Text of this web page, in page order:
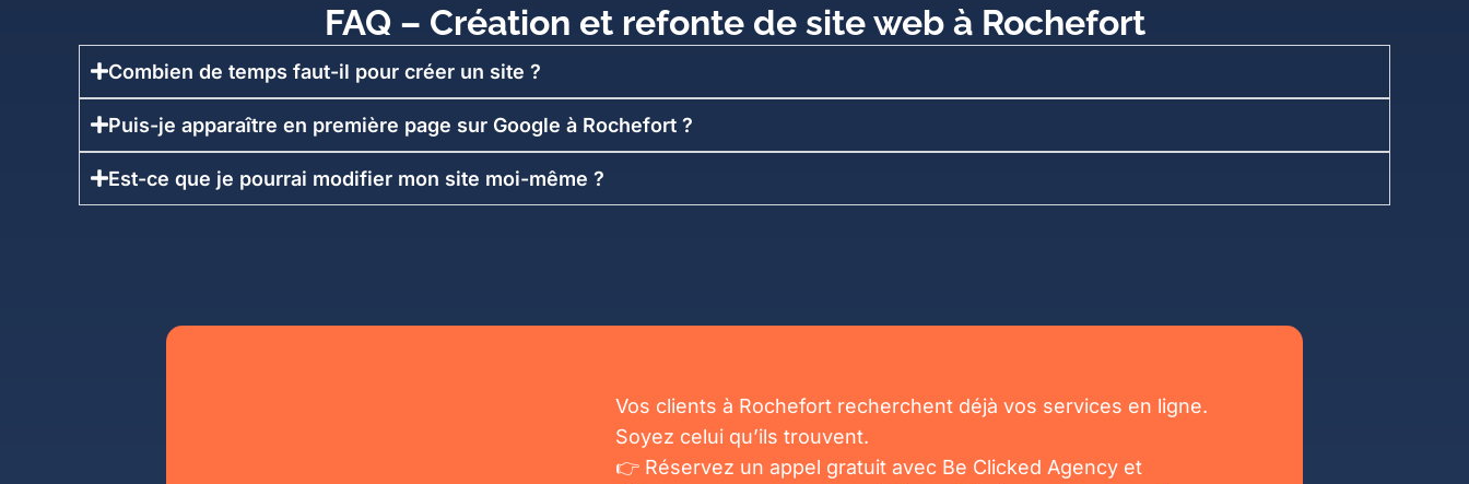
FAQ – Création et refonte de site web à Rochefort
Combien de temps faut-il pour créer un site ?
Puis-je apparaître en première page sur Google à Rochefort ?
Est-ce que je pourrai modifier mon site moi-même ?
Vos clients à Rochefort recherchent déjà vos services en ligne.
Soyez celui qu’ils trouvent.
👉 Réservez un appel gratuit avec Be Clicked Agency et